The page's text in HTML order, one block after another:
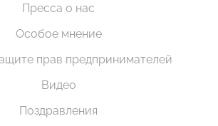
Пресса о нас
Особое мнение
прав предпринимателей
Видео
Поздравления